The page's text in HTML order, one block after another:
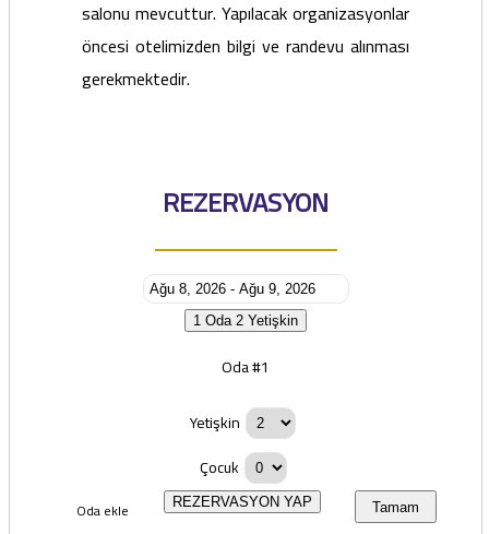
salonu mevcuttur. Yapılacak organizasyonlar
öncesi otelimizden bilgi ve randevu alınması
gerekmektedir.
REZERVASYON
1 Oda 2 Yetişkin
Oda #1
Yetişkin
Çocuk
Oda ekle Tamam
REZERVASYON YAP